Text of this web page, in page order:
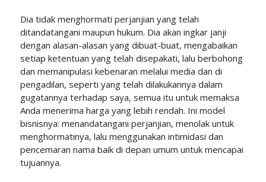
Dia tidak menghormati perjanjian yang telah
ditandatangani maupun hukum. Dia akan ingkar janji
dengan alasan-alasan yang dibuat-buat, mengabaikan
setiap ketentuan yang telah disepakati, lalu berbohong
dan memanipulasi kebenaran melalui media dan di
pengadilan, seperti yang telah dilakukannya dalam
gugatannya terhadap saya, semua itu untuk memaksa
Anda menerima harga yang lebih rendah. Ini model
bisnisnya: menandatangani perjanjian, menolak untuk
menghormatinya, lalu menggunakan intimidasi dan
pencemaran nama baik di depan umum untuk mencapai
tujuannya.